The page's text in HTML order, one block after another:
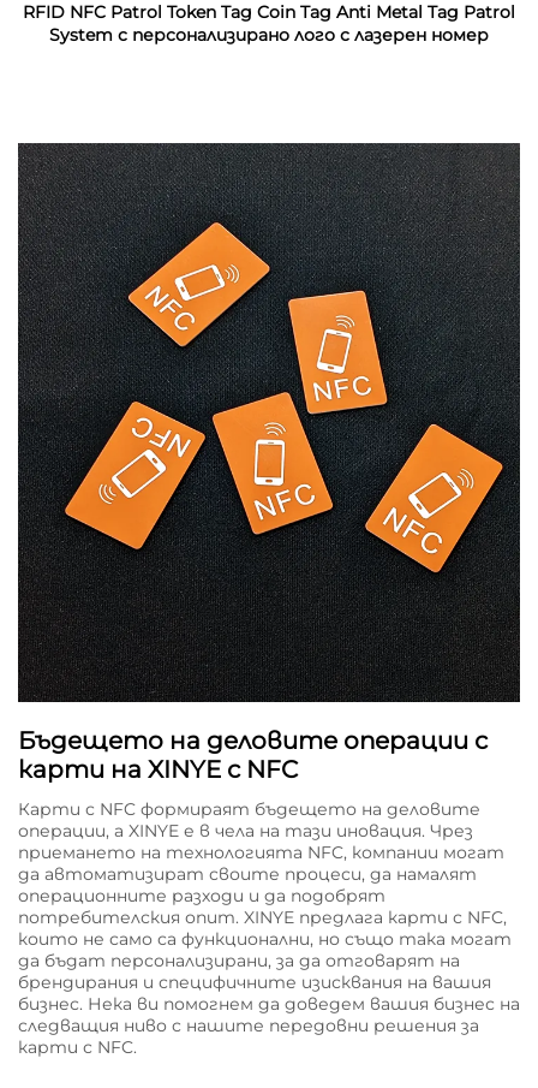
RFID NFC Patrol Token Tag Coin Tag Anti Metal Tag Patrol
System с персонализирано лого с лазерен номер
Бъдещето на деловите операции с
карти на XINYE с NFC
Карти с NFC формираят бъдещето на деловите
операции, а XINYE е в чела на тази иновация. Чрез
приемането на технологията NFC, компании могат
да автоматизират своите процеси, да намалят
операционните разходи и да подобрят
потребителския опит. XINYE предлага карти с NFC,
които не само са функционални, но също така могат
да бъдат персонализирани, за да отговарят на
брендирания и специфичните изисквания на вашия
бизнес. Нека ви помогнем да доведем вашия бизнес на
следващия ниво с нашите передовни решения за
карти с NFC.